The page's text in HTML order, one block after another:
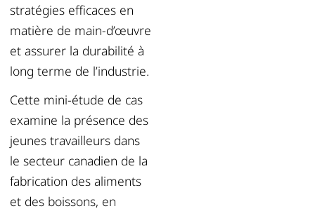
stratégies efficaces en
matière de main-d’œuvre
et assurer la durabilité à
long terme de l’industrie.
Cette mini-étude de cas
examine la présence des
jeunes travailleurs dans
le secteur canadien de la
fabrication des aliments
et des boissons, en